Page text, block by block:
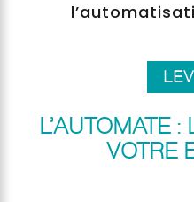
L’AUTOMATE
VOTRE